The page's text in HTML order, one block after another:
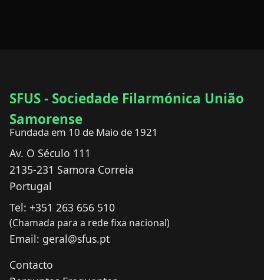
SFUS - Sociedade Filarmónica União
Samorense
Fundada em 10 de Maio de 1921
Av. O Século 111
2135-231 Samora Correia
Portugal
Tel: +351 263 656 510
(Chamada para a rede fixa nacional)
Email: geral@sfus.pt
Contacto